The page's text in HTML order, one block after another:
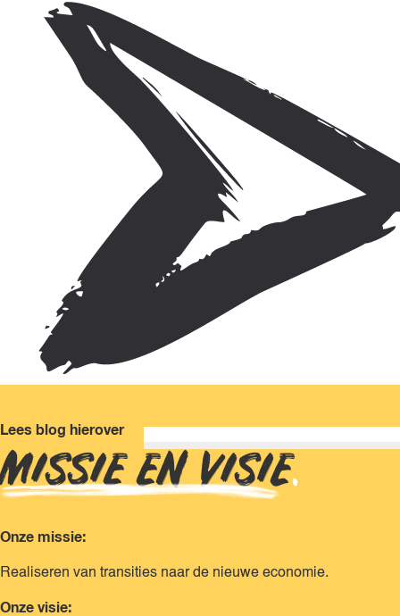
Lees blog hierover
MISSIE EN VISIE.
Onze missie:
Realiseren van transities naar de nieuwe economie.
Onze visie: